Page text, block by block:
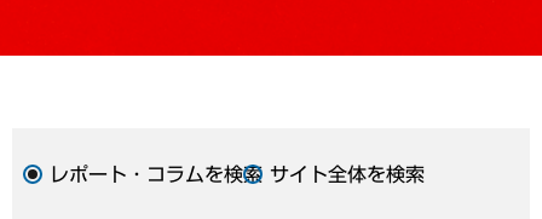
レポート・コラムを検索 サイト全体を検索